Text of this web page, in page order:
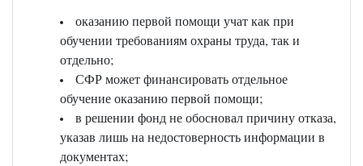
оказанию первой помощи учат как при
обучении требованиям охраны труда, так и
отдельно;
СФР может финансировать отдельное
обучение оказанию первой помощи;
в решении фонд не обосновал причину отказа,
указав лишь на недостоверность информации в
документах;